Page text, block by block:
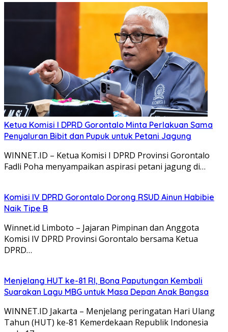
Ketua Komisi I DPRD Gorontalo Minta Perlakuan Sama
Penyaluran Bibit dan Pupuk untuk Petani Jagung
WINNET.ID – Ketua Komisi I DPRD Provinsi Gorontalo
Fadli Poha menyampaikan aspirasi petani jagung di…
Komisi IV DPRD Gorontalo Dorong RSUD Ainun Habibie
Naik Tipe B
Winnet.id Limboto – Jajaran Pimpinan dan Anggota
Komisi IV DPRD Provinsi Gorontalo bersama Ketua
DPRD…
Menjelang HUT ke-81 RI, Bona Paputungan Kembali
Suarakan Lagu MBG untuk Masa Depan Anak Bangsa
WINNET.ID Jakarta – Menjelang peringatan Hari Ulang
Tahun (HUT) ke-81 Kemerdekaan Republik Indonesia